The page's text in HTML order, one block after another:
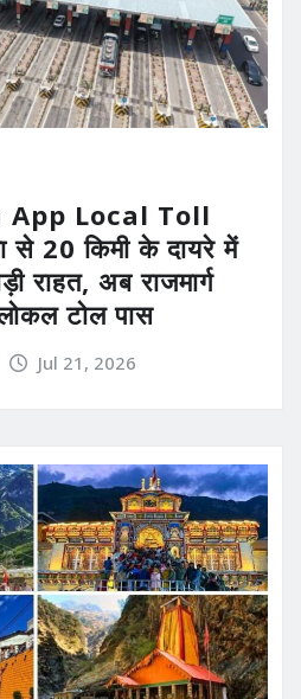
Local Toll
से 20 किमी के दायरे में
राहत, अब राजमार्ग
टोल पास
Jul 21, 2026